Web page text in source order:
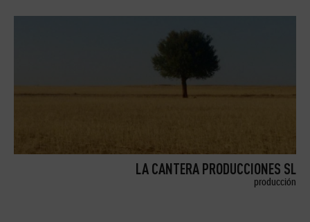
LA CANTERA PRODUCCIONES SL
producción